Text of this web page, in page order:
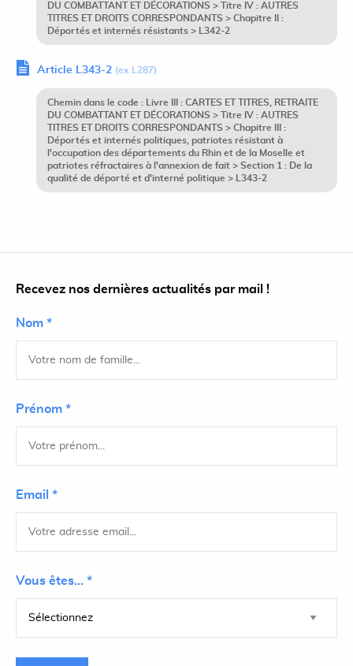
DU COMBATTANT ET DÉCORATIONS > Titre IV : AUTRES
TITRES ET DROITS CORRESPONDANTS > Chapitre II :
Déportés et internés résistants > L342-2
Article L343-2 (ex L287)
Chemin dans le code : Livre III : CARTES ET TITRES, RETRAITE
DU COMBATTANT ET DÉCORATIONS > Titre IV : AUTRES
TITRES ET DROITS CORRESPONDANTS > Chapitre III :
Déportés et internés politiques, patriotes résistant à
l'occupation des départements du Rhin et de la Moselle et
patriotes réfractaires à l'annexion de fait > Section 1 : De la
qualité de déporté et d'interné politique > L343-2
Recevez nos dernières actualités par mail !
Nom *
Prénom *
Email *
Vous êtes... *